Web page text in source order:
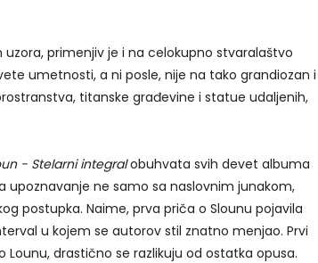
primenjiv je i na celokupno stvaralaštvo
umetnosti, a ni posle, nije na tako grandiozan i
titanske građevine i statue udaljenih,
- Stelarni integralobuhvata svih devet albuma
upoznavanje ne samo sa naslovnim junakom,
postupka. Naime, prva priča o Slounu pojavila
u kojem se autorov stil znatno menjao. Prvi
Lounu, drastično se razlikuju od ostatka opusa.